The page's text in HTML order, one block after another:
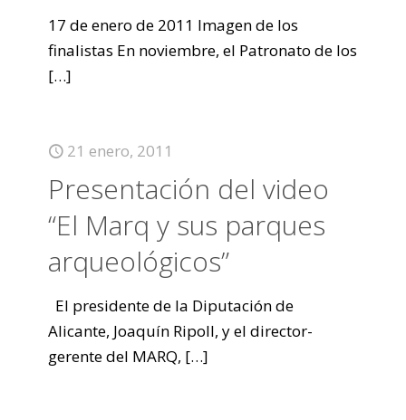
17 de enero de 2011 Imagen de los
finalistas En noviembre, el Patronato de los
[…]
21 enero, 2011
Presentación del video
“El Marq y sus parques
arqueológicos”
El presidente de la Diputación de
Alicante, Joaquín Ripoll, y el director-
gerente del MARQ, […]